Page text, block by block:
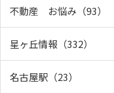
不動産 お悩み（93）
星ヶ丘情報（332）
名古屋駅（23）